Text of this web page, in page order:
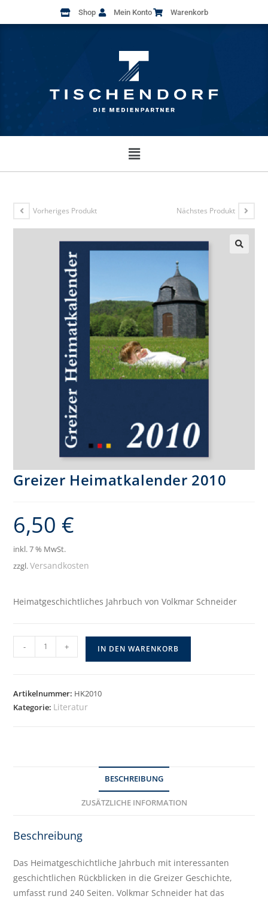
Shop Mein Konto Warenkorb
Vorheriges Produkt Nächstes Produkt
Greizer Heimatkalender 2010
6,50 €
inkl. 7 % MwSt.
zzgl.Versandkosten
Heimatgeschichtliches Jahrbuch von Volkmar Schneider
- + IN DEN WARENKORB
Artikelnummer: HK2010
Kategorie: Literatur
BESCHREIBUNG
ZUSÄTZLICHE INFORMATION
Beschreibung
Das Heimatgeschichtliche Jahrbuch mit interessanten
geschichtlichen Rückblicken in die Greizer Geschichte,
umfasst rund 240 Seiten. Volkmar Schneider hat das